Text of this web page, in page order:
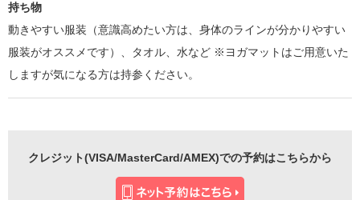
持ち物
動きやすい服装（意識高めたい方は、身体のラインが分かりやすい
服装がオススメです）、タオル、水など ※ヨガマットはご用意いた
しますが気になる方は持参ください。
クレジット(VISA/MasterCard/AMEX)での予約はこちらから